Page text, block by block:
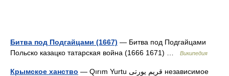
Битва под Подгайцами (1667) — Битва под Подгайцами
Польско казацко татарская война (1666 1671) …
Википедия
Крымское ханство — Qırım Yurtu قريم يورتى независимое